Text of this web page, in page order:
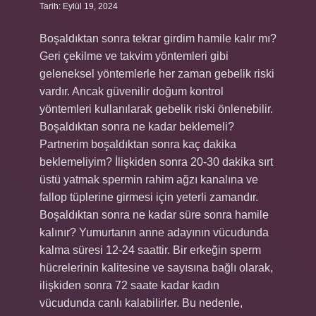
Tarih: Eylül 19, 2024
Boşaldıktan sonra tekrar girdim hamile kalır mı?
Geri çekilme ve takvim yöntemleri gibi
geleneksel yöntemlerle her zaman gebelik riski
vardır. Ancak güvenilir doğum kontrol
yöntemleri kullanılarak gebelik riski önlenebilir.
Boşaldıktan sonra ne kadar beklemeli?
Partnerim boşaldıktan sonra kaç dakika
beklemeliyim? İlişkiden sonra 20-30 dakika sırt
üstü yatmak spermin rahim ağzı kanalına ve
fallop tüplerine girmesi için yeterli zamandır.
Boşaldıktan sonra ne kadar süre sonra hamile
kalınır? Yumurtanın anne adayının vücudunda
kalma süresi 12-24 saattir. Bir erkeğin sperm
hücrelerinin kalitesine ve sayısına bağlı olarak,
ilişkiden sonra 72 saate kadar kadın
vücudunda canlı kalabilirler. Bu nedenle,